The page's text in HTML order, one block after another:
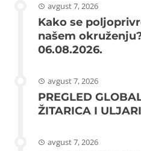
avgust 7, 2026
Kako se
našem
06.08.2026.
avgust 7, 2026
PREGLED
ŽITARICA I
avgust 7, 2026